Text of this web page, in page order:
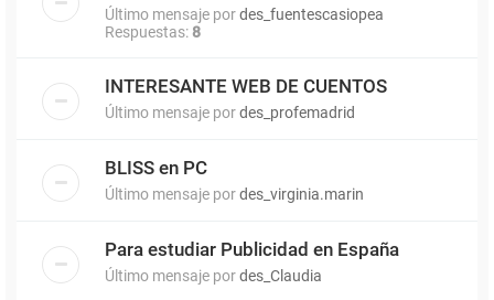
Último mensaje pordes_fuentescasiopea
Respuestas: 8
INTERESANTE WEB DE CUENTOS
Último mensaje pordes_profemadrid
BLISS en PC
Último mensaje pordes_virginia.marin
Para estudiar Publicidad en España
Último mensaje pordes_Claudia